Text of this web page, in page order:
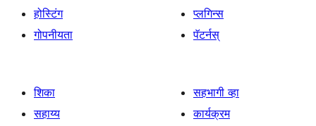
होस्टिंग
गोपनीयता
प्लगिन्स
पॅटर्नस्
शिका
सहाय्य
सहभागी व्हा
कार्यक्रम